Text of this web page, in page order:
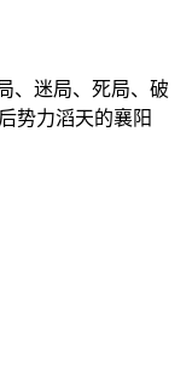
、迷局、死局、破
势力滔天的襄阳